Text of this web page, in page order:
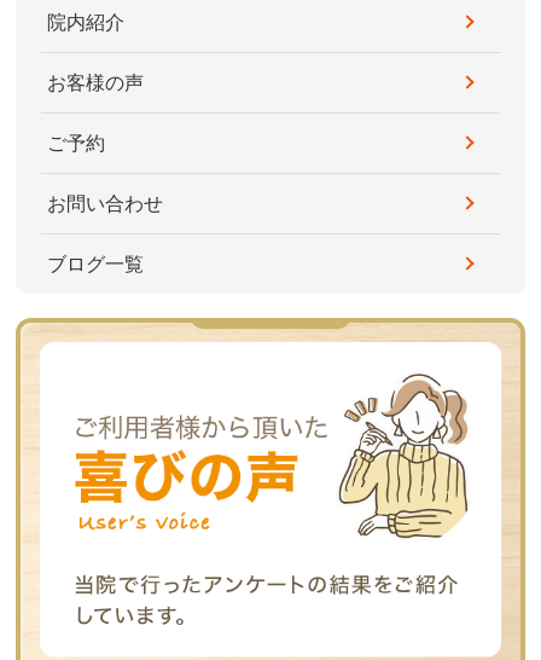
院内紹介
お客様の声
ご予約
お問い合わせ
ブログ一覧